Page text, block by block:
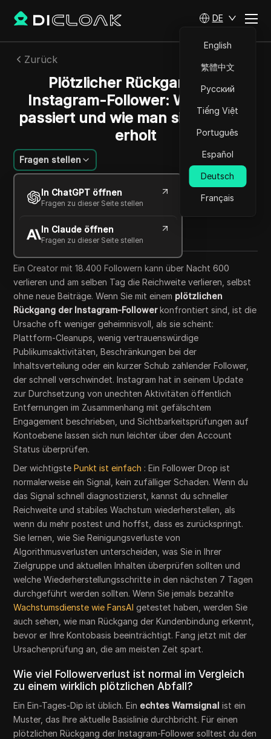
DE
English
繁體中文
Русский
Tiếng Việt
Português
Español
Deutsch
Français
Zurück
Plötzlicher Rückgang der
Instagram-Follower: Warum es
passiert und wie man sich schnell
erholt
Fragen stellen
In ChatGPT öffnen
Fragen zu dieser Seite stellen
In Claude öffnen
Fragen zu dieser Seite stellen
Jessica Wardell
15 Mai 2026 5 min lesen
Copy Link
Ein Creator mit 18.400 Followern kann über Nacht 600
verlieren und am selben Tag die Reichweite verlieren, selbst
ohne neue Beiträge. Wenn Sie mit einem plötzlichen
Rückgang der Instagram-Followerkonfrontiert sind, ist die
Ursache oft weniger geheimnisvoll, als sie scheint:
Plattform-Cleanups, wenig vertrauenswürdige
Publikumsaktivitäten, Beschränkungen bei der
Inhaltsverteilung oder ein kurzer Schub zahlender Follower,
der schnell verschwindet. Instagram hat in seinem Update
zur Durchsetzung von unechten Aktivitäten öffentlich
Entfernungen im Zusammenhang mit gefälschtem
Engagement beschrieben, und Sichtbarkeitsprüfungen auf
Kontoebene lassen sich nun leichter über den Account
Status überprüfen.
Der wichtigstePunkt ist einfach : Ein Follower Drop ist
normalerweise ein Signal, kein zufälliger Schaden. Wenn du
das Signal schnell diagnostizierst, kannst du schneller
Reichweite und stabiles Wachstum wiederherstellen, als
wenn du mehr postest und hoffst, dass es zurückspringt.
Sie lernen, wie Sie Reinigungsverluste von
Algorithmusverlusten unterscheiden, was Sie in Ihrer
Zielgruppe und aktuellen Inhalten überprüfen sollten und
welche Wiederherstellungsschritte in den nächsten 7 Tagen
durchgeführt werden sollten. Wenn Sie jemals bezahlte
Wachstumsdienste wie FansAI getestet haben, werden Sie
auch sehen, wie man Rückgang der Kundenbindung erkennt,
bevor er Ihre Kontobasis beeinträchtigt. Fang jetzt mit der
Ursachenprüfung an, die am meisten Zeit spart.
Wie viel Followerverlust ist normal im Vergleich
zu einem wirklich plötzlichen Abfall?
Ein Ein-Tages-Dip ist üblich. Ein echtes Warnsignal ist ein
Muster, das Ihre aktuelle Basislinie durchbricht. Für einen
plötzlichen Rückgang der Instagram-Follower solltest du den